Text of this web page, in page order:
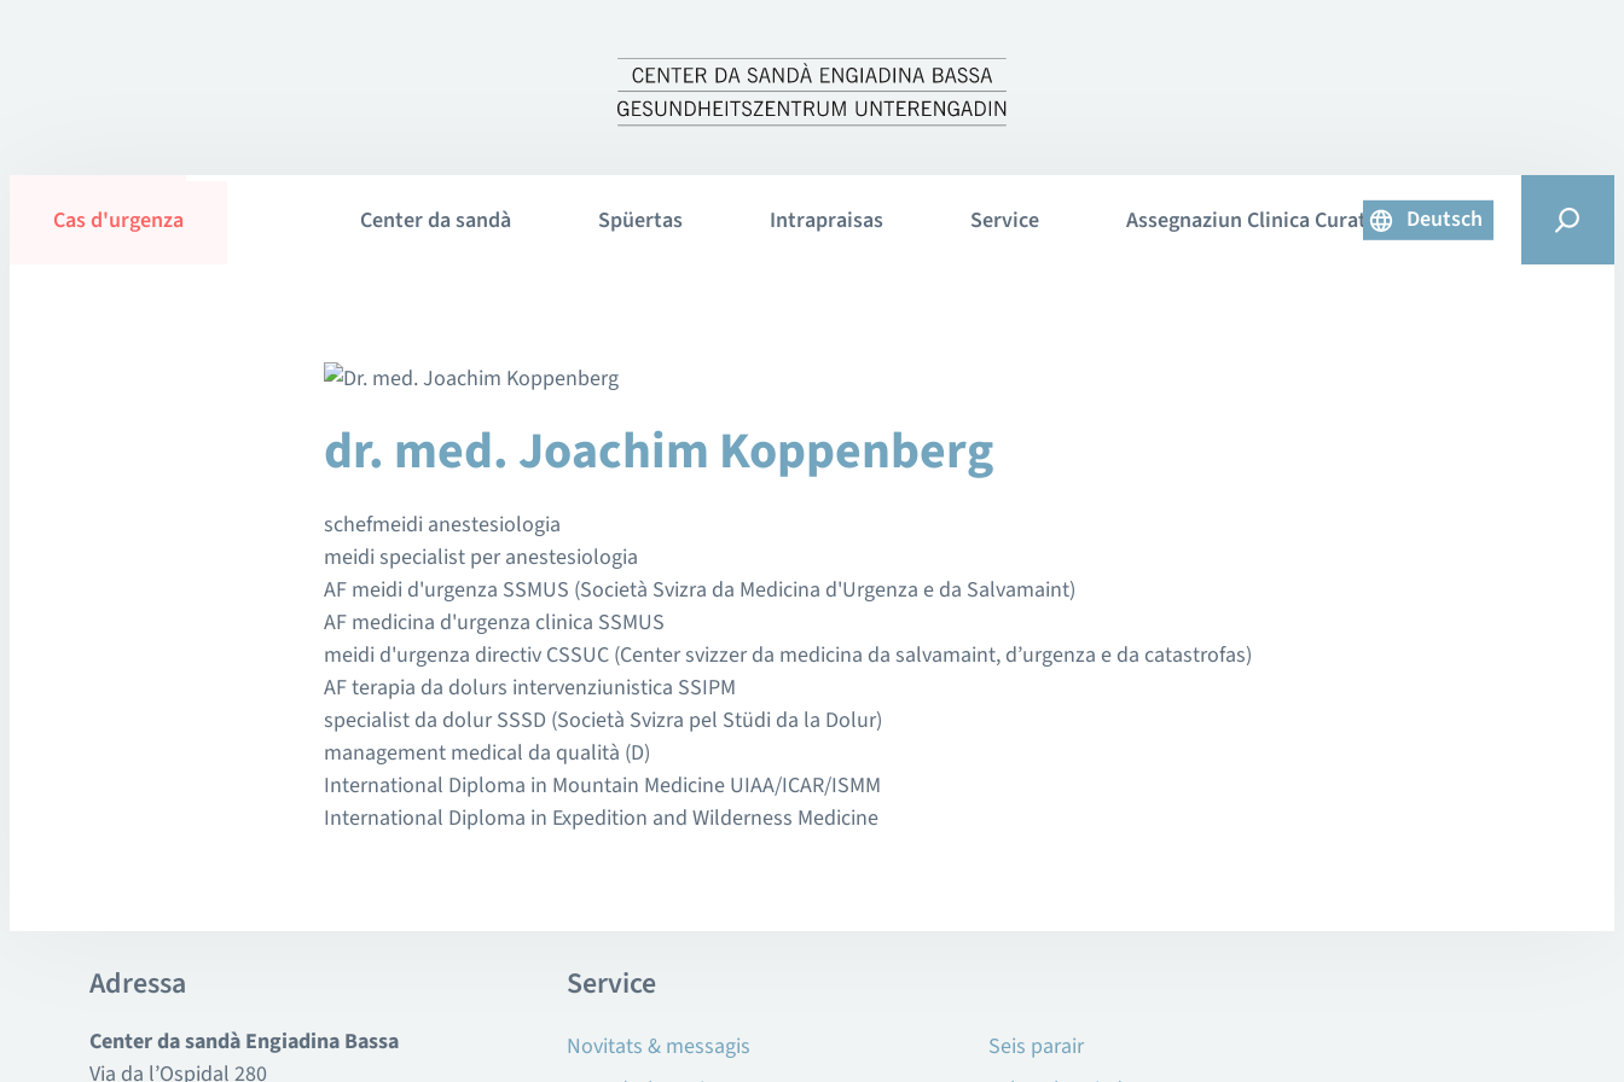
Cas d'urgenza Center da sandà Spüertas Intrapraisas Service Assegnaziun Clinica Curativa Deutsch
dr. med. Joachim Koppenberg
schefmeidi anestesiologia
meidi specialist per anestesiologia
AF meidi d'urgenza SSMUS (Società Svizra da Medicina d'Urgenza e da Salvamaint)
AF medicina d'urgenza clinica SSMUS
meidi d'urgenza directiv CSSUC (Center svizzer da medicina da salvamaint, d’urgenza e da catastrofas)
AF terapia da dolurs intervenziunistica SSIPM
specialist da dolur SSSD (Società Svizra pel Stüdi da la Dolur)
management medical da qualità (D)
International Diploma in Mountain Medicine UIAA/ICAR/ISMM
International Diploma in Expedition and Wilderness Medicine
Adressa
Center da sandà Engiadina Bassa
Via da l’Ospidal 280
Service
Novitats & messagis
Seis parair